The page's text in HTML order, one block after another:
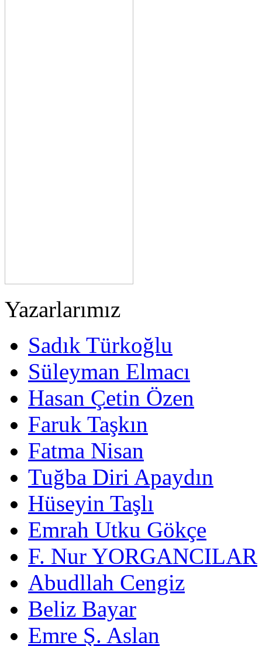
Yazarlarımız
Sadık Türkoğlu
Süleyman Elmacı
Hasan Çetin Özen
Faruk Taşkın
Fatma Nisan
Tuğba Diri Apaydın
Hüseyin Taşlı
Emrah Utku Gökçe
F. Nur YORGANCILAR
Abudllah Cengiz
Beliz Bayar
Emre Ş. Aslan